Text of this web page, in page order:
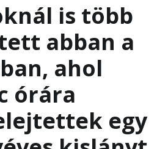
is több
abban a
ahol
órára
egy